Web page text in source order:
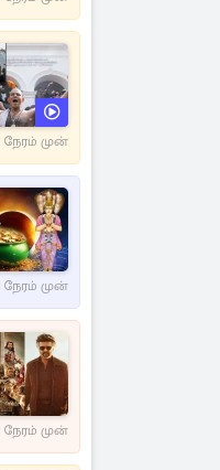
நேரம் முன்
நேரம் முன்
நேரம் முன்